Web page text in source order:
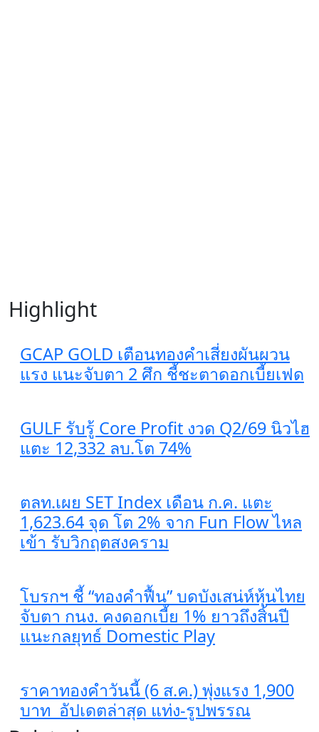
Highlight
GCAP GOLD เตือนทองคำเสี่ยงผันผวน
แรง แนะจับตา 2 ศึก ชี้ชะตาดอกเบี้ยเฟด
GULF รับรู้ Core Profit งวด Q2/69 นิวไฮ
แตะ 12,332 ลบ.โต 74%
ตลท.เผย SET Index เดือน ก.ค. แตะ
1,623.64 จุด โต 2% จาก Fun Flow ไหล
เข้า รับวิกฤตสงคราม
โบรกฯ ชี้ “ทองคำฟื้น” บดบังเสน่ห์หุ้นไทย
จับตา กนง. คงดอกเบี้ย 1% ยาวถึงสิ้นปี
แนะกลยุทธ์ Domestic Play
ราคาทองคำวันนี้ (6 ส.ค.) พุ่งแรง 1,900
บาท อัปเดตล่าสุด​ แท่ง-รูปพรรณ